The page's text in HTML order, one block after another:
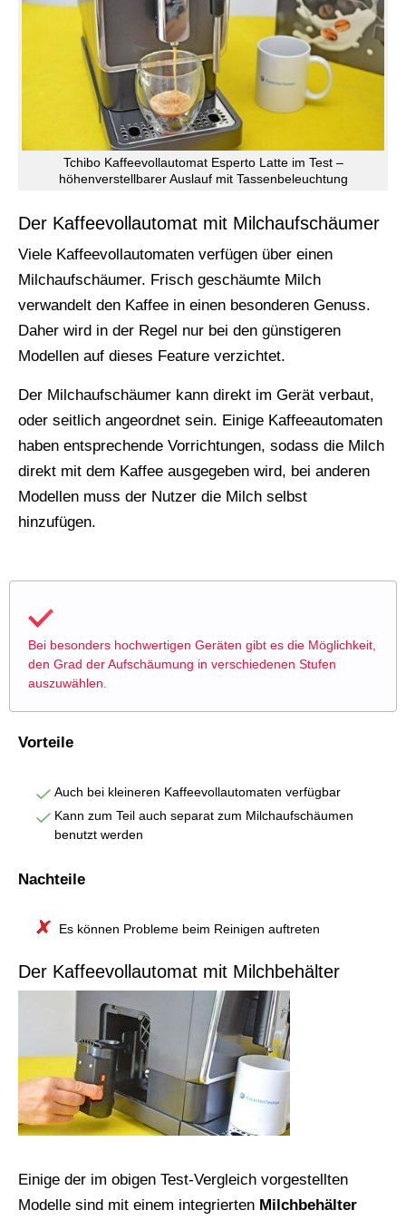
Tchibo Kaffeevollautomat Esperto Latte im Test –
höhenverstellbarer Auslauf mit Tassenbeleuchtung
Der Kaffeevollautomat mit Milchaufschäumer
Viele Kaffeevollautomaten verfügen über einen
Milchaufschäumer. Frisch geschäumte Milch
verwandelt den Kaffee in einen besonderen Genuss.
Daher wird in der Regel nur bei den günstigeren
Modellen auf dieses Feature verzichtet.
Der Milchaufschäumer kann direkt im Gerät verbaut,
oder seitlich angeordnet sein. Einige Kaffeeautomaten
haben entsprechende Vorrichtungen, sodass die Milch
direkt mit dem Kaffee ausgegeben wird, bei anderen
Modellen muss der Nutzer die Milch selbst
hinzufügen.
Bei besonders hochwertigen Geräten gibt es die Möglichkeit,
den Grad der Aufschäumung in verschiedenen Stufen
auszuwählen.
Vorteile
Auch bei kleineren Kaffeevollautomaten verfügbar
Kann zum Teil auch separat zum Milchaufschäumen
benutzt werden
Nachteile
Es können Probleme beim Reinigen auftreten
Der Kaffeevollautomat mit Milchbehälter
Einige der im obigen Test-Vergleich vorgestellten
Modelle sind mit einem integrierten Milchbehälter